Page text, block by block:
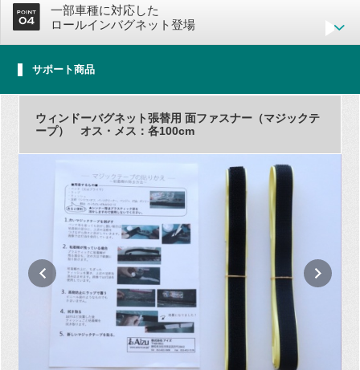
一部車種に対応した
ロールインバグネット登場
サポート商品
ウィンドーバグネット張替用 面ファスナー（マジックテ
ープ） オス・メス：各100cm